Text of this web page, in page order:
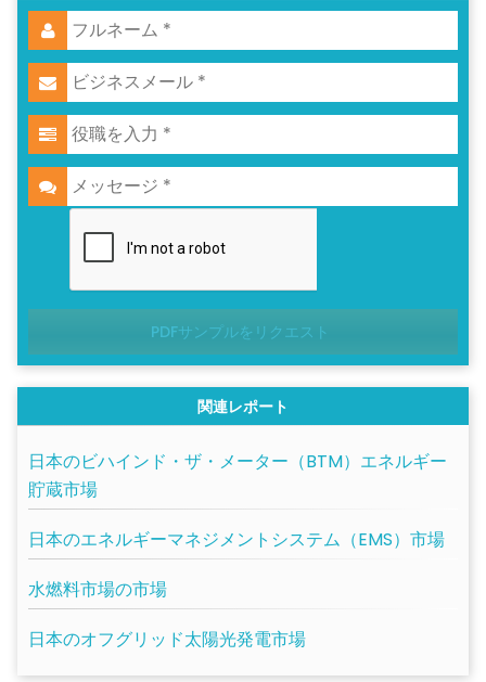
PDFサンプルをリクエスト
関連レポート
日本のビハインド・ザ・メーター（BTM）エネルギー
貯蔵市場
日本のエネルギーマネジメントシステム（EMS）市場
水燃料市場の市場
日本のオフグリッド太陽光発電市場